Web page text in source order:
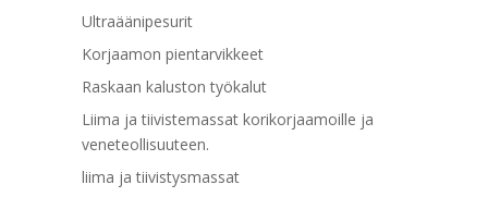
Ultraäänipesurit
Korjaamon pientarvikkeet
Raskaan kaluston työkalut
Liima ja tiivistemassat korikorjaamoille ja
veneteollisuuteen.
liima ja tiivistysmassat